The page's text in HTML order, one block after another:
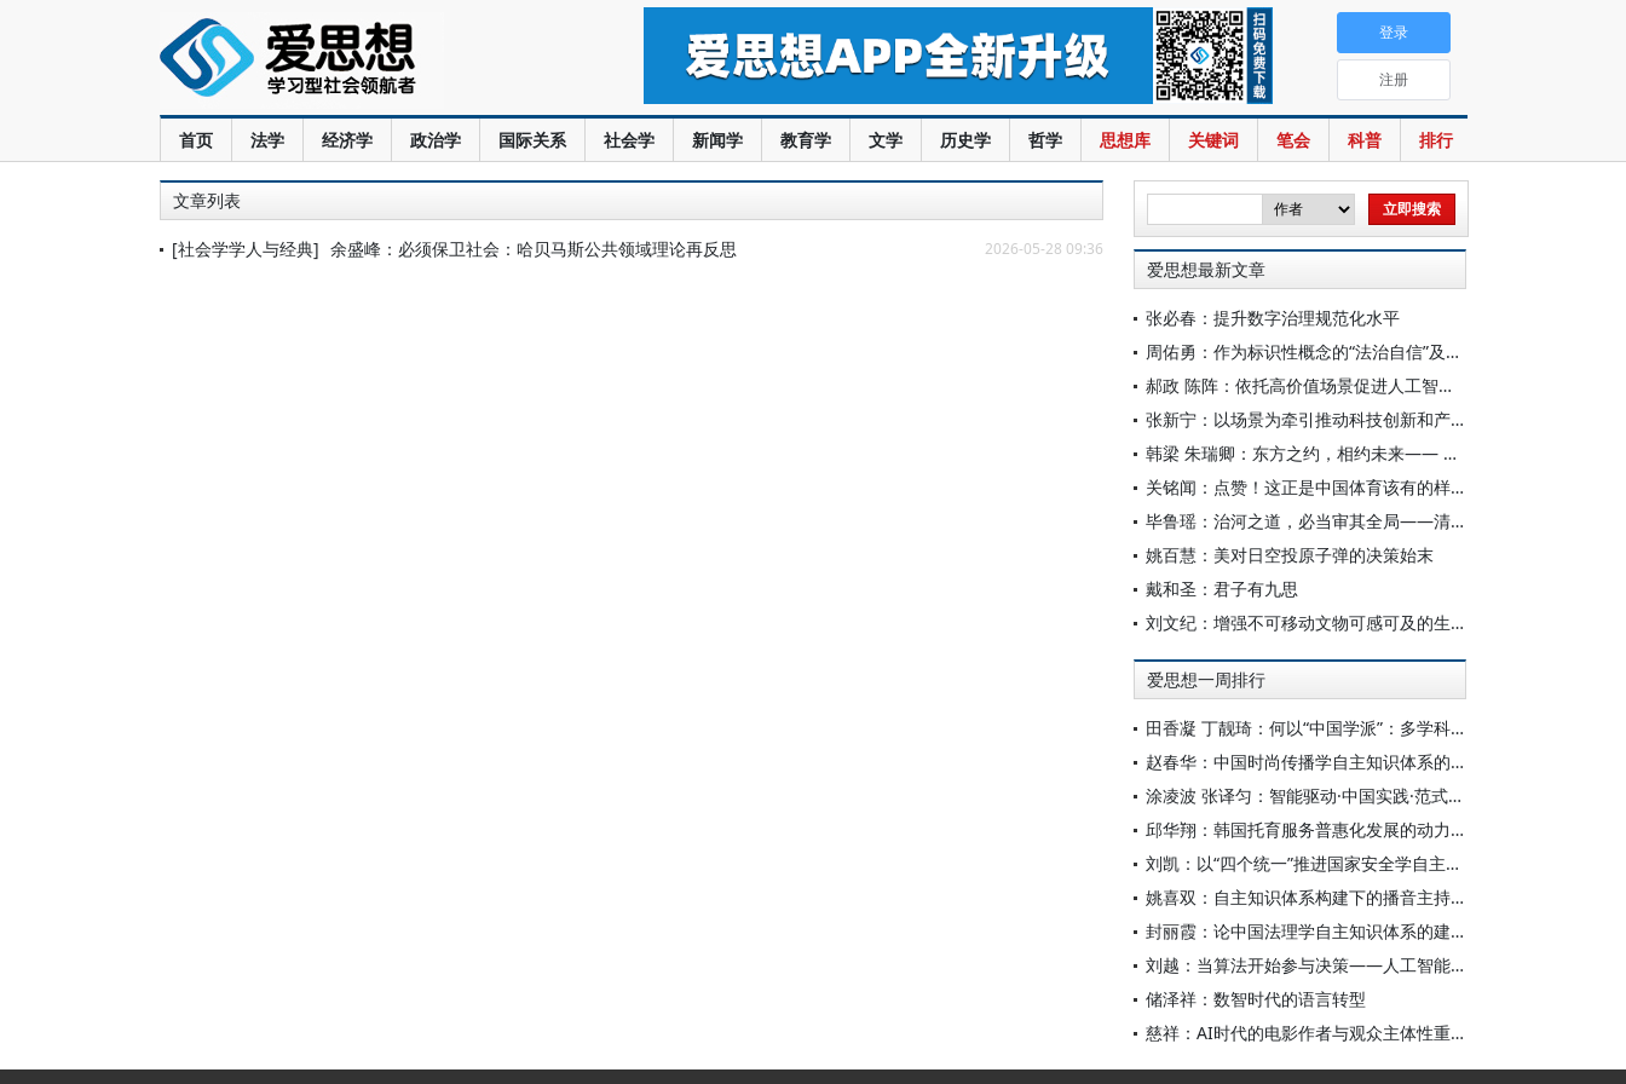
首页 法学 经济学 政治学 国际关系 社会学 新闻学 教育学 文学 历史学 哲学 思想库 关键词 笔会 科普 排行
登录
注册
文章列表
[社会学学人与经典] 余盛峰：必须保卫社会：哈贝马斯公共领域理论再反思 2026-05-28 09:36
爱思想最新文章
张必春：提升数字治理规范化水平
周佑勇：作为标识性概念的“法治自信”及其时代意蕴
郝政 陈阵：依托高价值场景促进人工智能高质量数据集建设
张新宁：以场景为牵引推动科技创新和产业创新深度融合
韩梁 朱瑞卿：东方之约，相约未来—— 中国元首外交的世界情怀与大国气派
关铭闻：点赞！这正是中国体育该有的样子
毕鲁瑶：治河之道，必当审其全局——清代靳辅的治水理念与实践
姚百慧：美对日空投原子弹的决策始末
戴和圣：君子有九思
刘文纪：增强不可移动文物可感可及的生命力
爱思想一周排行
田香凝 丁靓琦：何以“中国学派”：多学科视野下中国特色新闻传播学建设的研究
赵春华：中国时尚传播学自主知识体系的内在逻辑与实践路径
涂凌波 张译匀：智能驱动·中国实践·范式创新：“构建中国新闻传播学自主知识体系”专题研讨会综述
邱华翔：韩国托育服务普惠化发展的动力机制、制度路径与政策效应
刘凯：以“四个统一”推进国家安全学自主知识体系构建
姚喜双：自主知识体系构建下的播音主持高等专业教育研究
封丽霞：论中国法理学自主知识体系的建构
刘越：当算法开始参与决策——人工智能重塑全球治理的底层逻辑
储泽祥：数智时代的语言转型
慈祥：AI时代的电影作者与观众主体性重构